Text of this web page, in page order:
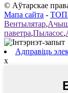
© Аўтарскае
Мапа сайта -
Вентылятар,
паветра,Пыласос,
Адправіць
x